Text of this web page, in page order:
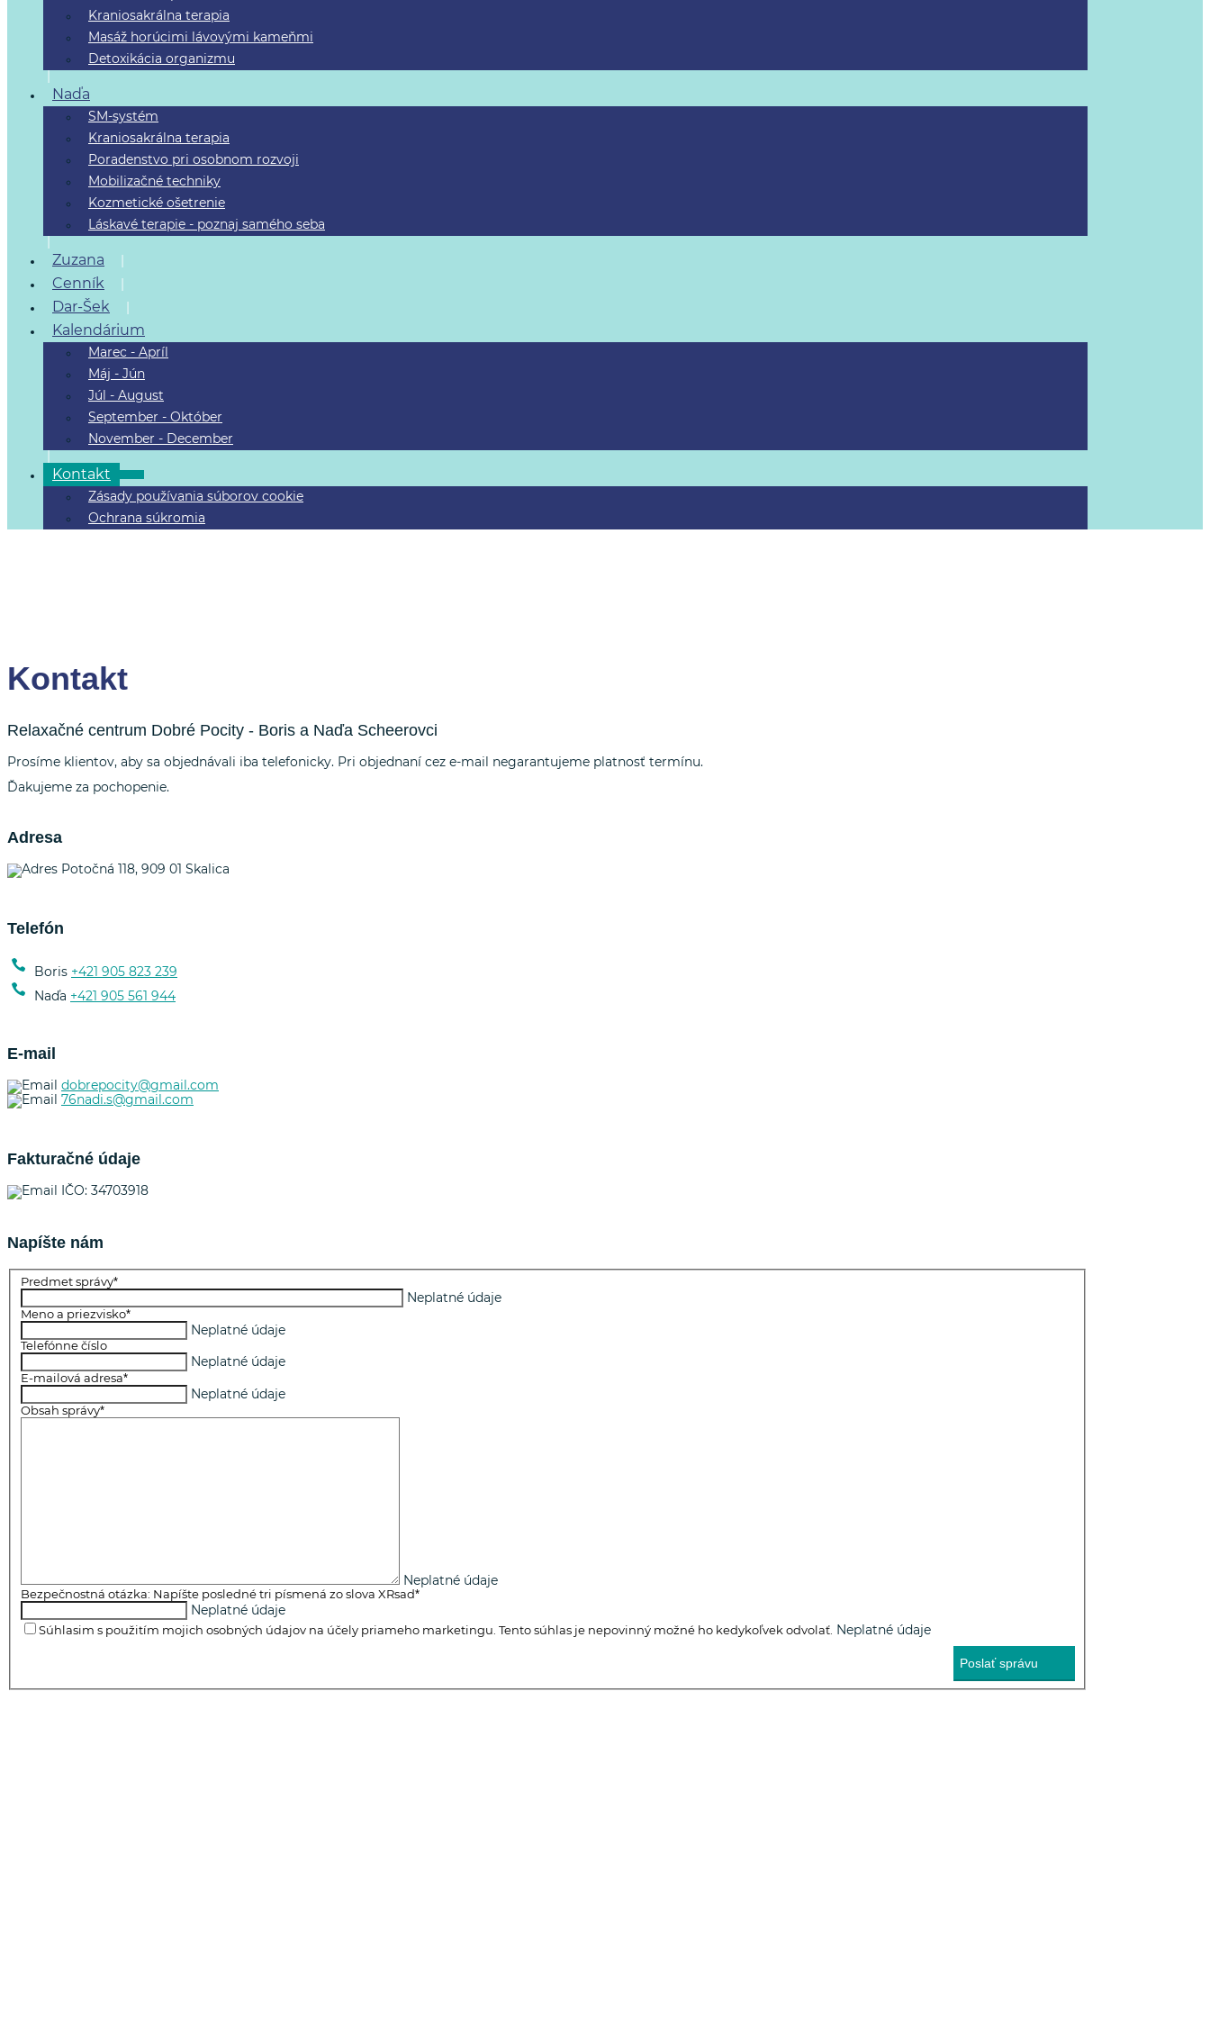
Kraniosakrálna terapia
Masáž horúcimi lávovými kameňmi
Detoxikácia organizmu
Naďa
SM-systém
Kraniosakrálna terapia
Poradenstvo pri osobnom rozvoji
Mobilizačné techniky
Kozmetické ošetrenie
Láskavé terapie - poznaj samého seba
Zuzana
Cenník
Dar-Šek
Kalendárium
Marec - Apríl
Máj - Jún
Júl - August
September - Október
November - December
Kontakt
Zásady používania súborov cookie
Ochrana súkromia
Kontakt
Relaxačné centrum Dobré Pocity - Boris a Naďa Scheerovci
Prosíme klientov, aby sa objednávali iba telefonicky. Pri objednaní cez e-mail negarantujeme platnosť termínu.
Ďakujeme za pochopenie.
Adresa
Potočná 118, 909 01 Skalica
Telefón
Boris +421 905 823 239
Naďa +421 905 561 944
E-mail
dobrepocity@gmail.com
76nadi.s@gmail.com
Fakturačné údaje
IČO: 34703918
Napíšte nám
Predmet správy*
Neplatné údaje
Meno a priezvisko*
Neplatné údaje
Telefónne číslo
Neplatné údaje
E-mailová adresa*
Neplatné údaje
Obsah správy*
Neplatné údaje
Bezpečnostná otázka: Napíšte posledné tri písmená zo slova XRsad*
Neplatné údaje
Súhlasim s použitím mojich osobných údajov na účely priameho marketingu. Tento súhlas je nepovinný možné ho kedykoľvek odvolať. Neplatné údaje